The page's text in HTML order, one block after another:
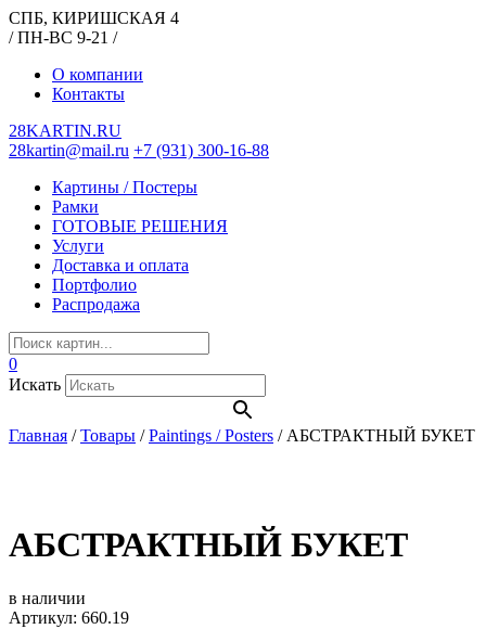
СПБ, КИРИШСКАЯ 4
/ ПН-ВС 9-21 /
О компании
Контакты
28KARTIN.RU
28kartin@mail.ru +7 (931) 300-16-88
Картины / Постеры
Рамки
ГОТОВЫЕ РЕШЕНИЯ
Услуги
Доставка и оплата
Портфолио
Распродажа
0
Искать
Главная /Товары /Paintings / Posters / АБСТРАКТНЫЙ БУКЕТ
АБСТРАКТНЫЙ БУКЕТ
в наличии
Артикул: 660.19